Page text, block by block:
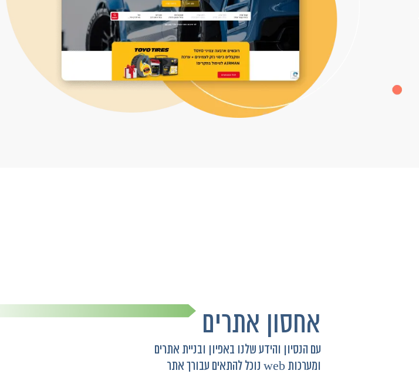
אחסון אתרים
עם הנסיון והידע שלנו באפיון ובניית אתרים
ומערכות web נוכל להתאים עבורך אתר